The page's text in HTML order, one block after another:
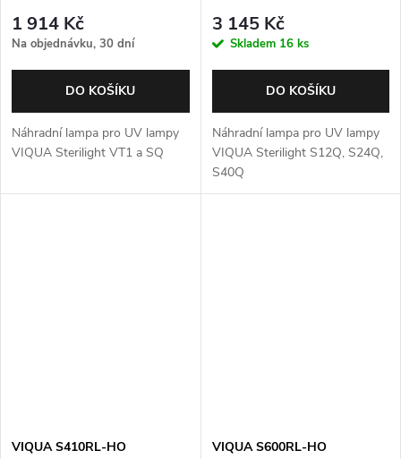
1 914 Kč
Na objednávku, 30 dní
DO KOŠÍKU
Náhradní lampa pro UV lampy
VIQUA Sterilight VT1 a SQ
3 145 Kč
Skladem 16 ks
DO KOŠÍKU
Náhradní lampa pro UV lampy
VIQUA Sterilight S12Q, S24Q,
S40Q
VIQUA S410RL-HO VIQUA S600RL-HO